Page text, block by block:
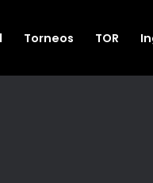
Torneos TOR